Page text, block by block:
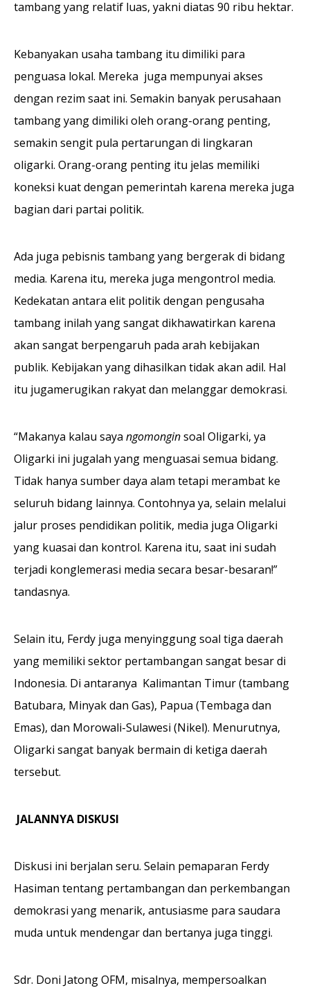
tambang yang relatif luas, yakni diatas 90 ribu hektar.
Kebanyakan usaha tambang itu dimiliki para
penguasa lokal. Mereka juga mempunyai akses
dengan rezim saat ini. Semakin banyak perusahaan
tambang yang dimiliki oleh orang-orang penting,
semakin sengit pula pertarungan di lingkaran
oligarki. Orang-orang penting itu jelas memiliki
koneksi kuat dengan pemerintah karena mereka juga
bagian dari partai politik.
Ada juga pebisnis tambang yang bergerak di bidang
media. Karena itu, mereka juga mengontrol media.
Kedekatan antara elit politik dengan pengusaha
tambang inilah yang sangat dikhawatirkan karena
akan sangat berpengaruh pada arah kebijakan
publik. Kebijakan yang dihasilkan tidak akan adil. Hal
itu jugamerugikan rakyat dan melanggar demokrasi.
“Makanya kalau saya ngomonginsoal Oligarki, ya
Oligarki ini jugalah yang menguasai semua bidang.
Tidak hanya sumber daya alam tetapi merambat ke
seluruh bidang lainnya. Contohnya ya, selain melalui
jalur proses pendidikan politik, media juga Oligarki
yang kuasai dan kontrol. Karena itu, saat ini sudah
terjadi konglemerasi media secara besar-besaran!”
tandasnya.
Selain itu, Ferdy juga menyinggung soal tiga daerah
yang memiliki sektor pertambangan sangat besar di
Indonesia. Di antaranya Kalimantan Timur (tambang
Batubara, Minyak dan Gas), Papua (Tembaga dan
Emas), dan Morowali-Sulawesi (Nikel). Menurutnya,
Oligarki sangat banyak bermain di ketiga daerah
tersebut.
JALANNYA DISKUSI
Diskusi ini berjalan seru. Selain pemaparan Ferdy
Hasiman tentang pertambangan dan perkembangan
demokrasi yang menarik, antusiasme para saudara
muda untuk mendengar dan bertanya juga tinggi.
Sdr. Doni Jatong OFM, misalnya, mempersoalkan